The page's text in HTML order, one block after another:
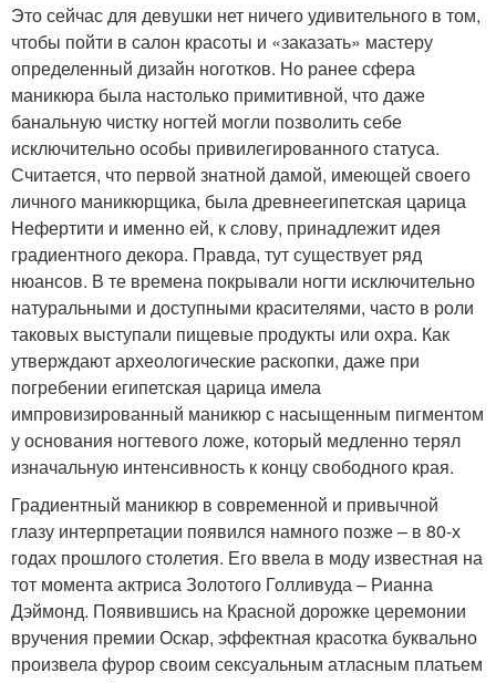
Это сейчас для девушки нет ничего удивительного в том,
чтобы пойти в салон красоты и «заказать» мастеру
определенный дизайн ноготков. Но ранее сфера
маникюра была настолько примитивной, что даже
банальную чистку ногтей могли позволить себе
исключительно особы привилегированного статуса.
Считается, что первой знатной дамой, имеющей своего
личного маникюрщика, была древнеегипетская царица
Нефертити и именно ей, к слову, принадлежит идея
градиентного декора. Правда, тут существует ряд
нюансов. В те времена покрывали ногти исключительно
натуральными и доступными красителями, часто в роли
таковых выступали пищевые продукты или охра. Как
утверждают археологические раскопки, даже при
погребении египетская царица имела
импровизированный маникюр с насыщенным пигментом
у основания ногтевого ложе, который медленно терял
изначальную интенсивность к концу свободного края.
Градиентный маникюр в современной и привычной
глазу интерпретации появился намного позже – в 80-х
годах прошлого столетия. Его ввела в моду известная на
тот момента актриса Золотого Голливуда – Рианна
Дэймонд. Появившись на Красной дорожке церемонии
вручения премии Оскар, эффектная красотка буквально
произвела фурор своим сексуальным атласным платьем